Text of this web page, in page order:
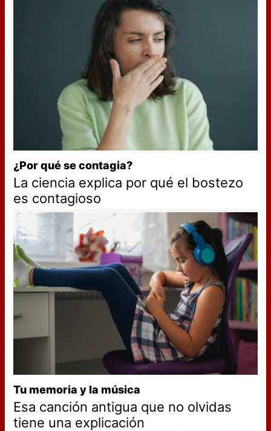
¿Por qué se contagia?
La ciencia explica por qué el bostezo
es contagioso
Tu memoria y la música
Esa canción antigua que no olvidas
tiene una explicación